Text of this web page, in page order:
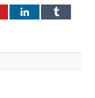
LinkedInTumblr